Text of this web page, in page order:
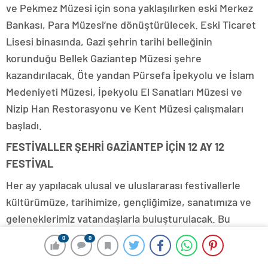
0 0
ve Pekmez Müzesi için sona yaklaşılırken eski Merkez
Bankası, Para Müzesi’ne dönüştürülecek. Eski Ticaret
Lisesi binasında, Gazi şehrin tarihi belleğinin
korunduğu Bellek Gaziantep Müzesi şehre
kazandırılacak. Öte yandan Pürsefa İpekyolu ve İslam
Medeniyeti Müzesi, İpekyolu El Sanatları Müzesi ve
Nizip Han Restorasyonu ve Kent Müzesi çalışmaları
başladı.
FESTİVALLER ŞEHRİ GAZİANTEP İÇİN 12 AY 12
FESTİVAL
Her ay yapılacak ulusal ve uluslararası festivallerle
kültürümüze, tarihimize, gençliğimize, sanatımıza ve
geleneklerimiz vatandaşlarla buluşturulacak. Bu
kapsamda gastronomi, gençlik, hemşehri, opera bale,
film, tiyatro, Rumkale su sporları, spor festivalleri,
0 0